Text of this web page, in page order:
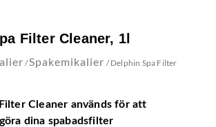
Filter Cleaner, 1l
/Spakemikalier / Delphin Spa Filter
Cleaner används för att
dina spabadsfilter